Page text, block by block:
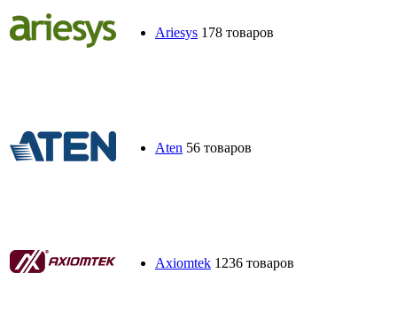
Ariesys 178 товаров
Aten 56 товаров
Axiomtek 1236 товаров